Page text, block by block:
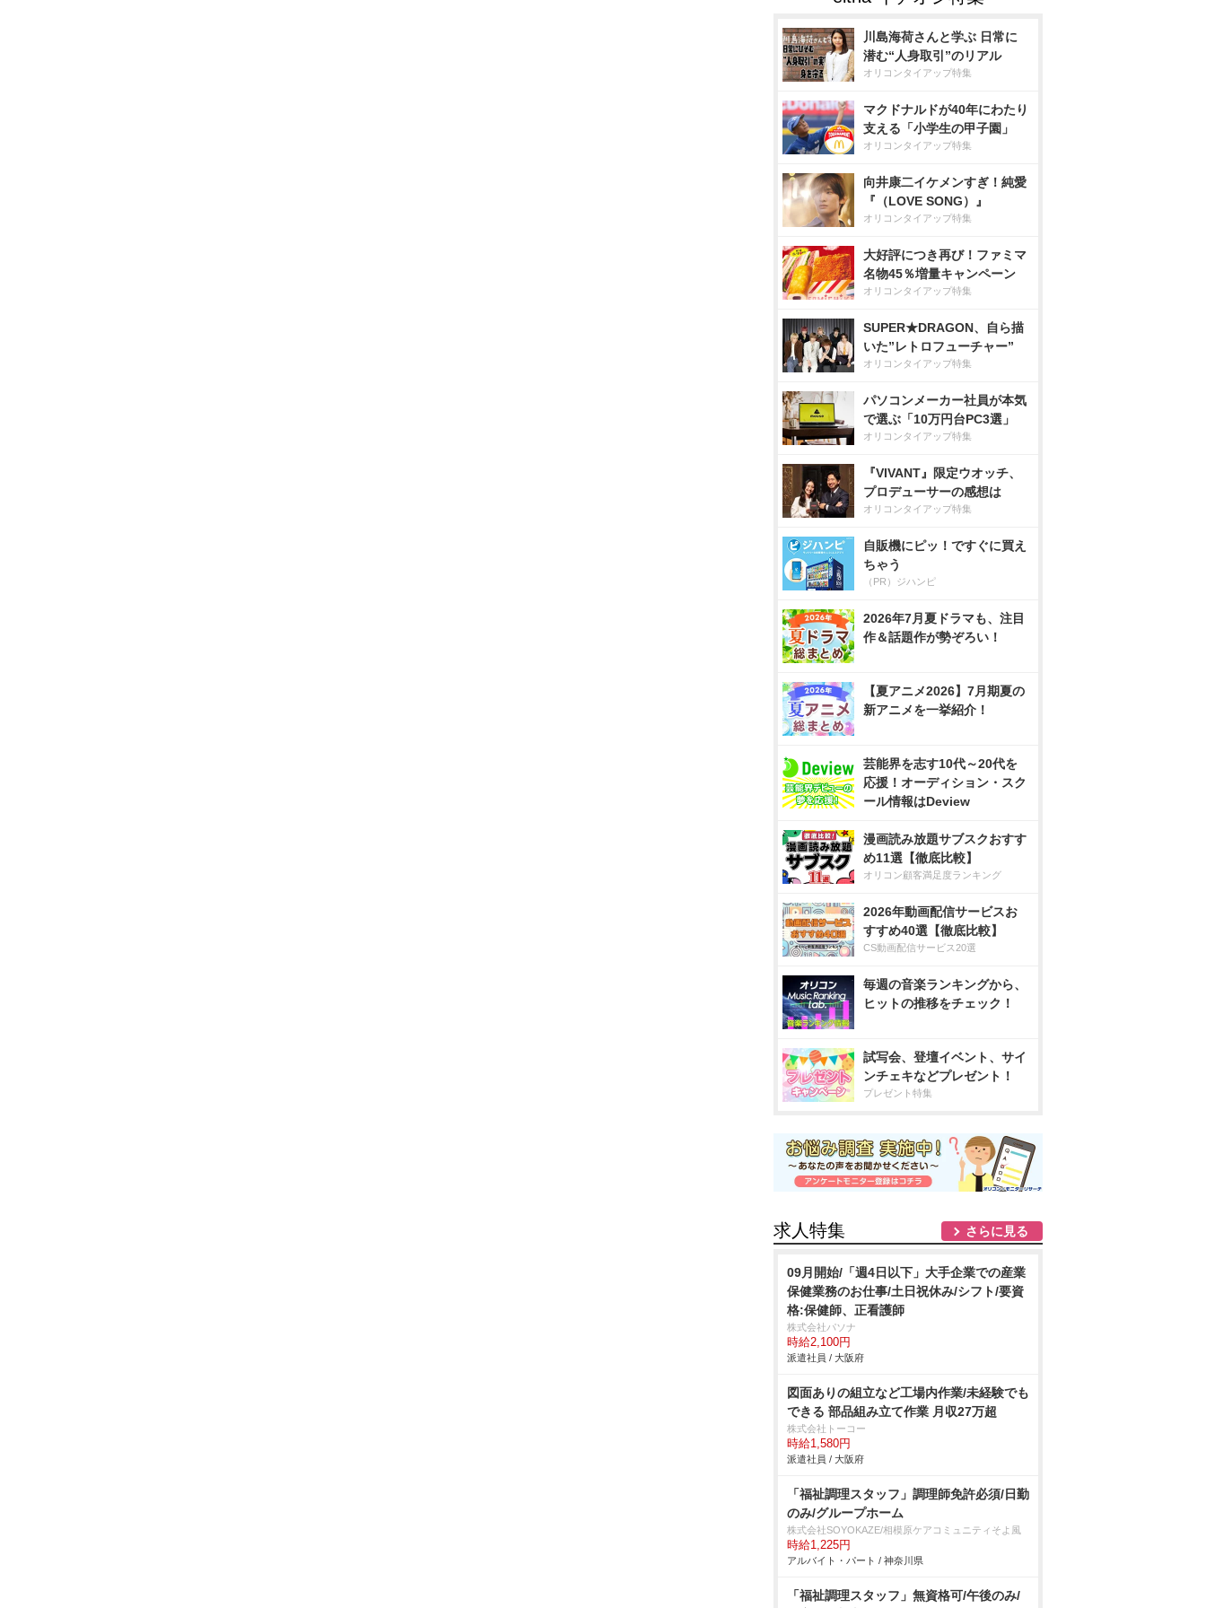
川島海荷さんと学ぶ 日常に
潜む“人身取引”のリアル
オリコンタイアップ特集
マクドナルドが40年にわたり
支える「小学生の甲子園」
オリコンタイアップ特集
向井康二イケメンすぎ！純愛
『（LOVE SONG）』
オリコンタイアップ特集
大好評につき再び！ファミマ
名物45％増量キャンペーン
オリコンタイアップ特集
SUPER★DRAGON、自ら描
いた”レトロフューチャー”
オリコンタイアップ特集
パソコンメーカー社員が本気
で選ぶ「10万円台PC3選」
オリコンタイアップ特集
『VIVANT』限定ウオッチ、
プロデューサーの感想は
オリコンタイアップ特集
自販機にピッ！ですぐに買え
ちゃう
（PR）ジハンピ
2026年7月夏ドラマも、注目
作＆話題作が勢ぞろい！
【夏アニメ2026】7月期夏の
新アニメを一挙紹介！
芸能界を志す10代～20代を
応援！オーディション・スク
ール情報はDeview
漫画読み放題サブスクおすす
め11選【徹底比較】
オリコン顧客満足度ランキング
2026年動画配信サービスお
すすめ40選【徹底比較】
CS動画配信サービス20選
毎週の音楽ランキングから、
ヒットの推移をチェック！
試写会、登壇イベント、サイ
ンチェキなどプレゼント！
プレゼント特集
求人特集 さらに見る
09月開始/「週4日以下」大手企業での産業
保健業務のお仕事/土日祝休み/シフト/要資
格:保健師、正看護師
株式会社パソナ
時給2,100円
派遣社員 / 大阪府
図面ありの組立など工場内作業/未経験でも
できる 部品組み立て作業 月収27万超
株式会社トーコー
時給1,580円
派遣社員 / 大阪府
「福祉調理スタッフ」調理師免許必須/日勤
のみ/グループホーム
株式会社SOYOKAZE/相模原ケアコミュニティそよ風
時給1,225円
アルバイト・パート / 神奈川県
「福祉調理スタッフ」無資格可/午後のみ/